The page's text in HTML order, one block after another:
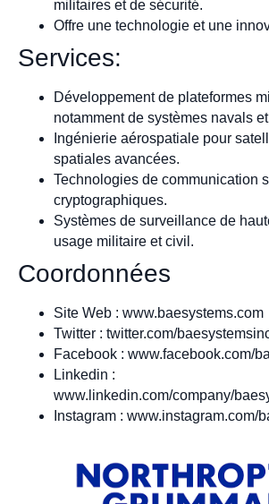
militaires et de sécurité.
Offre une technologie et une
Services:
Développement de plateformes
notamment de systèmes navals
Ingénierie aérospatiale pour
spatiales avancées.
Technologies de communication
cryptographiques.
Systèmes de surveillance de
usage militaire et civil.
Coordonnées
Site Web : www.baesystems.com
Twitter : twitter.com/
Facebook : www.facebook.com/
Linkedin :
www.linkedin.com/company/
Instagram : www.instagram.com/